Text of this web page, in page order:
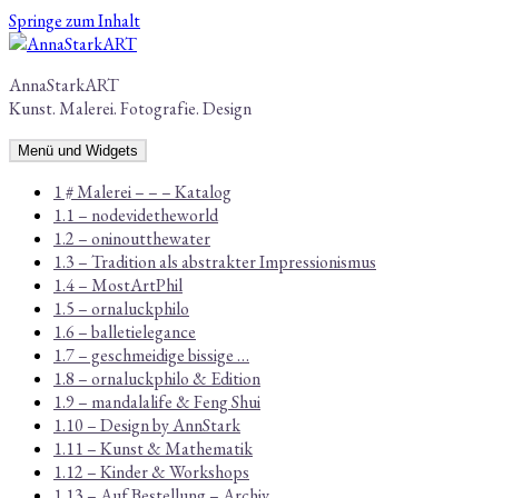
Springe zum Inhalt
AnnaStarkART
Kunst. Malerei. Fotografie. Design
Menü und Widgets
1 # Malerei – – – Katalog
1.1 – nodevidetheworld
1.2 – oninoutthewater
1.3 – Tradition als abstrakter Impressionismus
1.4 – MostArtPhil
1.5 – ornaluckphilo
1.6 – balletielegance
1.7 – geschmeidige bissige …
1.8 – ornaluckphilo & Edition
1.9 – mandalalife & Feng Shui
1.10 – Design by AnnStark
1.11 – Kunst & Mathematik
1.12 – Kinder & Workshops